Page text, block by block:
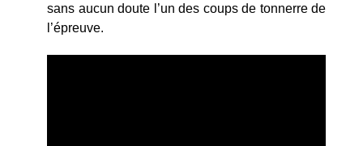
sans aucun doute l’un des coups de tonnerre de
l’épreuve.